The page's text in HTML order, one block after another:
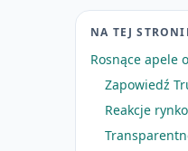
NA TEJ
Rosnące apele
Zapowiedź
Reakcje